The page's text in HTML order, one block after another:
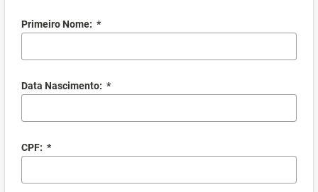
Primeiro Nome: *
Data Nascimento: *
CPF: *